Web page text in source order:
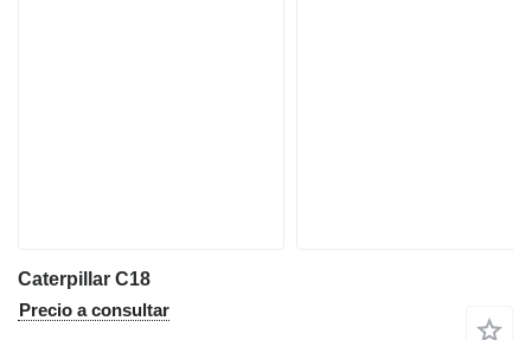
Caterpillar C18
Precio a consultar